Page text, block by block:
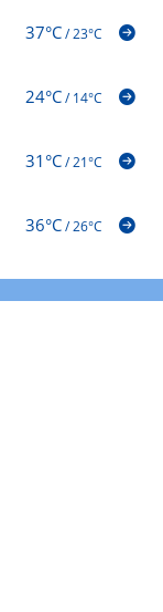
37°C/23°C
24°C/14°C
31°C/21°C
36°C/26°C